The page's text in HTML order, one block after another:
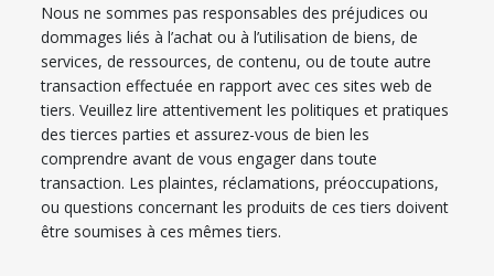
Nous ne sommes pas responsables des préjudices ou
dommages liés à l’achat ou à l’utilisation de biens, de
services, de ressources, de contenu, ou de toute autre
transaction effectuée en rapport avec ces sites web de
tiers. Veuillez lire attentivement les politiques et pratiques
des tierces parties et assurez-vous de bien les
comprendre avant de vous engager dans toute
transaction. Les plaintes, réclamations, préoccupations,
ou questions concernant les produits de ces tiers doivent
être soumises à ces mêmes tiers.